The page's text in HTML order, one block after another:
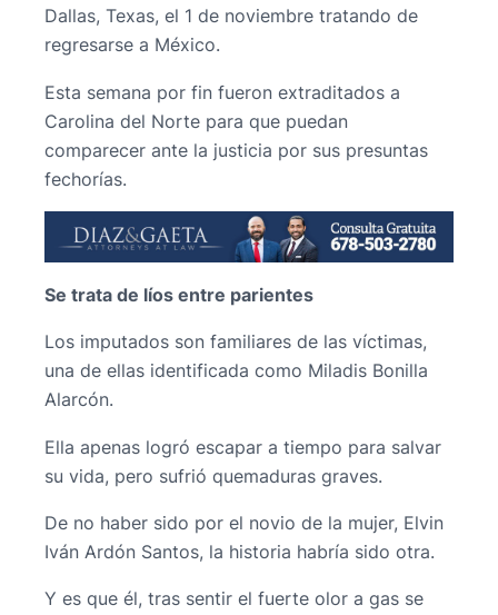
Dallas, Texas, el 1 de noviembre tratando de
regresarse a México.
Esta semana por fin fueron extraditados a
Carolina del Norte para que puedan
comparecer ante la justicia por sus presuntas
fechorías.
Se trata de líos entre parientes
Los imputados son familiares de las víctimas,
una de ellas identificada como Miladis Bonilla
Alarcón.
Ella apenas logró escapar a tiempo para salvar
su vida, pero sufrió quemaduras graves.
De no haber sido por el novio de la mujer, Elvin
Iván Ardón Santos, la historia habría sido otra.
Y es que él, tras sentir el fuerte olor a gas se